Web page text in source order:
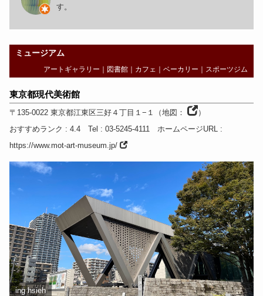
す。
ミュージアム
アートギャラリー 図書館 カフェ ｜ベーカリー スポーツジム
東京都現代美術館
〒135-0022 東京都江東区三好４丁目１−１ （地図：
）
おすすめランク : 4.4 Tel : 03-5245-4111 ホームページURL:
https://www.mot-art-museum.jp/
ing hsieh